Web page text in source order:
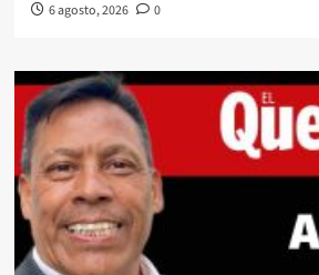
6 agosto, 2026 0